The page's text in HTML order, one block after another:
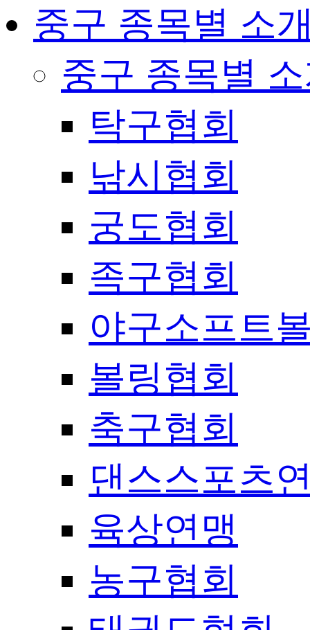
중구 종목별 소
중구 종목별
탁구협회
낚시협회
궁도협회
족구협회
야구소프트
볼링협회
축구협회
댄스스포츠
육상연맹
농구협회